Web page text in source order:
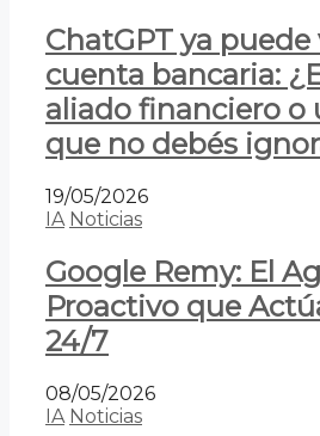
ChatGPT ya puede
cuenta bancaria:
aliado financiero o
que no debés
19/05/2026
IA Noticias
Google Remy: El
Proactivo que
24/7
08/05/2026
IA Noticias